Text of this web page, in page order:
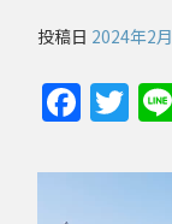
投稿日 2024年2